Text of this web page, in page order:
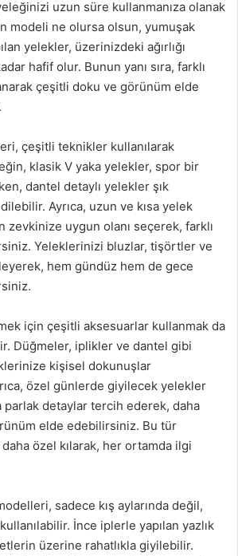
uzun süre kullanmanıza olanak
modeli ne olursa olsun, yumuşak
yelekler, üzerinizdeki ağırlığı
hafif olur. Bunun yanı sıra, farklı
çeşitli doku ve görünüm elde
çeşitli teknikler kullanılarak
klasik V yaka yelekler, spor bir
dantel detaylı yelekler şık
Ayrıca, uzun ve kısa yelek
zevkinize uygun olanı seçerek, farklı
Yeleklerinizi bluzlar, tişörtler ve
hem gündüz hem de gece
için çeşitli aksesuarlar kullanmak da
Düğmeler, iplikler ve dantel gibi
kişisel dokunuşlar
özel günlerde giyilecek yelekler
detaylar tercih ederek, daha
elde edebilirsiniz. Bu tür
özel kılarak, her ortamda ilgi
sadece kış aylarında değil,
İnce iplerle yapılan yazlık
üzerine rahatlıkla giyilebilir.